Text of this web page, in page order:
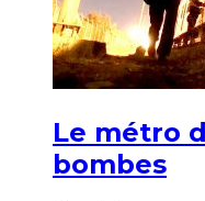
Le métro
bombes